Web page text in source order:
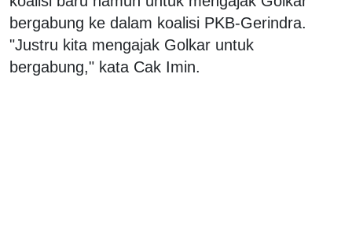
bergabung ke dalam koalisi PKB-Gerindra.
"Justru kita mengajak Golkar untuk
bergabung," kata Cak Imin.